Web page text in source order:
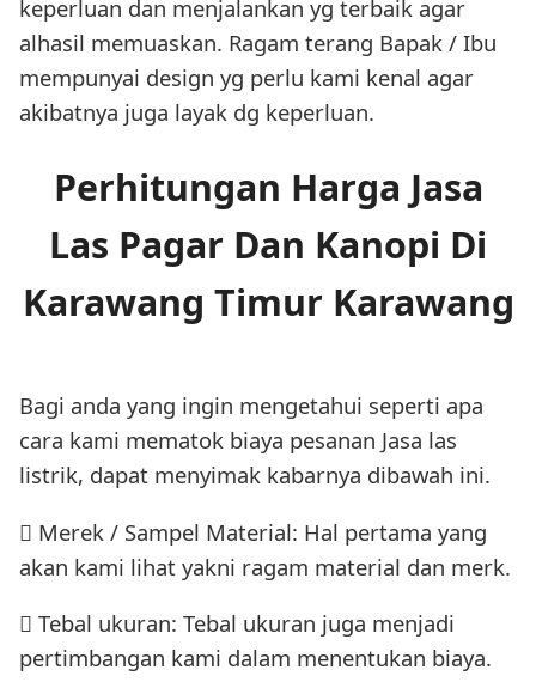
keperluan dan menjalankan yg terbaik agar
alhasil memuaskan. Ragam terang Bapak / Ibu
mempunyai design yg perlu kami kenal agar
akibatnya juga layak dg keperluan.
Perhitungan Harga Jasa
Las Pagar Dan Kanopi Di
Karawang Timur Karawang
Bagi anda yang ingin mengetahui seperti apa
cara kami mematok biaya pesanan Jasa las
listrik, dapat menyimak kabarnya dibawah ini.
 Merek / Sampel Material: Hal pertama yang
akan kami lihat yakni ragam material dan merk.
 Tebal ukuran: Tebal ukuran juga menjadi
pertimbangan kami dalam menentukan biaya.